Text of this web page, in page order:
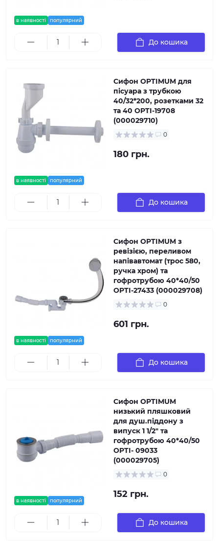
в наявності популярний
До кошика
в наявності популярний
Сифон OPTIMUM для
пісуара з трубкою
40/32*200, розетками 32
та 40 OPTI-19708
(000029710)
0
180 грн.
До кошика
в наявності популярний
Сифон OPTIMUM з
ревізією, переливом
напівавтомат (трос 580,
ручка хром) та
гофротрубою 40*40/50
OPTI-27433 (000029708)
0
601 грн.
До кошика
в наявності популярний
Сифон OPTIMUM
низький пляшковий
для душ.піддону з
випуск 1 1/2″ та
гофротрубою 40*40/50
OPTI- 09033
(000029705)
0
152 грн.
До кошика